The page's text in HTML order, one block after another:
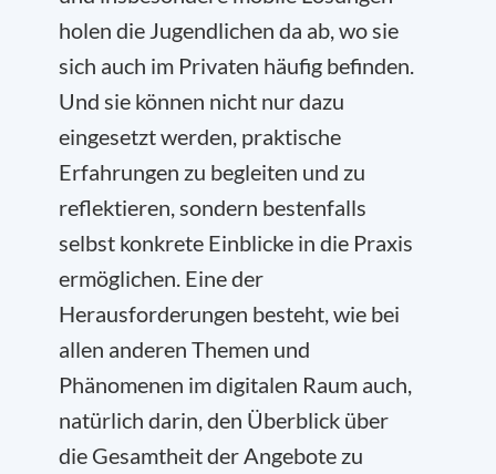
holen die Jugendlichen da ab, wo sie
sich auch im Privaten häufig befinden.
Und sie können nicht nur dazu
eingesetzt werden, praktische
Erfahrungen zu begleiten und zu
reflektieren, sondern bestenfalls
selbst konkrete Einblicke in die Praxis
ermöglichen. Eine der
Herausforderungen besteht, wie bei
allen anderen Themen und
Phänomenen im digitalen Raum auch,
natürlich darin, den Überblick über
die Gesamtheit der Angebote zu